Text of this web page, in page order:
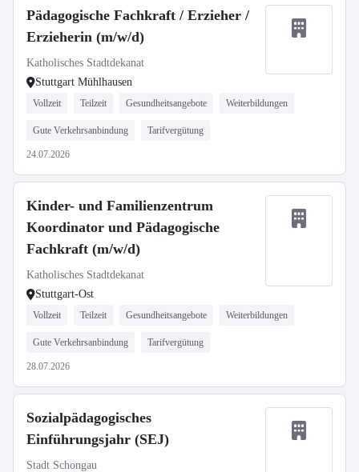
Pädagogische Fachkraft / Erzieher /
Erzieherin (m/w/d)
Katholisches Stadtdekanat
Stuttgart Mühlhausen
Vollzeit Teilzeit Gesundheitsangebote Weiterbildungen
Gute Verkehrsanbindung Tarifvergütung
24.07.2026
Kinder- und Familienzentrum
Koordinator und Pädagogische
Fachkraft (m/w/d)
Katholisches Stadtdekanat
Stuttgart-Ost
Vollzeit Teilzeit Gesundheitsangebote Weiterbildungen
Gute Verkehrsanbindung Tarifvergütung
28.07.2026
Sozialpädagogisches
Einführungsjahr (SEJ)
Stadt Schongau